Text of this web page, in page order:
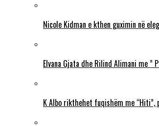
Nicole Kidman e kthen guximin në
Elvana Gjata dhe Rilind Alimani me ”
K Albo rikthehet fuqishëm me “Hiti”,